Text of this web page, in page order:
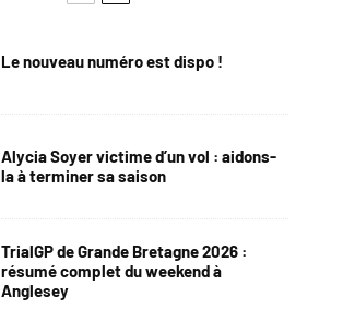
Le nouveau numéro est dispo !
Alycia Soyer victime d’un vol : aidons-
la à terminer sa saison
TrialGP de Grande Bretagne 2026 :
résumé complet du weekend à
Anglesey